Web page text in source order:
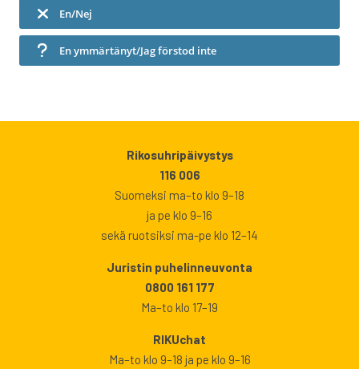
En/Nej
En ymmärtänyt/Jag förstod inte
Rikosuhripäivystys
116 006
Suomeksi ma–to klo 9–18
ja pe klo 9–16
sekä ruotsiksi ma-pe klo 12–14
Juristin puhelinneuvonta
0800 161 177
Ma–to klo 17–19
RIKUchat
Ma–to klo 9–18 ja pe klo 9–16